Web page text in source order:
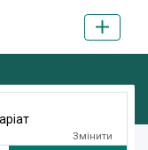
Змінити